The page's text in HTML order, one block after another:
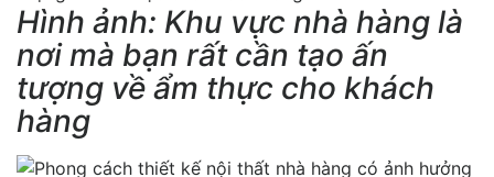
Hình ảnh: Khu vực nhà hàng là
nơi mà bạn rất cần tạo ấn
tượng về ẩm thực cho khách
hàng